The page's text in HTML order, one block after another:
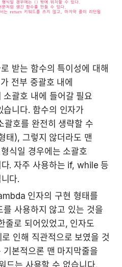
받는 함수의 특이성에 대해
전부 중괄호 내에
괄호 내에 들어갈 필요
니다. 함수의 인자가
괄호를 완전히 생략할 수
태), 그렇지 않더라도 맨
식일 경우에는 소괄호
. 자주 사용하는 if, while 등
다.
인자의 구현 형태를
사용하지 않고 있는 것을
줄로 되어있었고, 인자도
인해 직관적으로 보였을 것
본적으론 맨 마지막줄을